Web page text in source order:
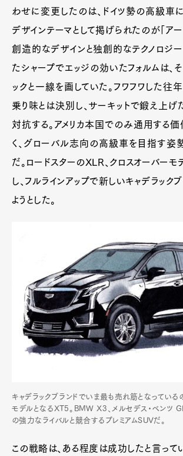
わせに変更したのは、ドイツ勢の高級車に
デザインテーマとして掲げられたのが「アー
創造的なデザインと独創的なテクノロジ
たシャープでエッジの効いたフォルムは、
ックと一線を画していた。フワフワした往
乗り味とは決別し、サーキットで鍛え上
対抗する。アメリカ本国でのみ通用する
く、グローバル志向の高級車を目指す姿
だ。ロードスターのXLR、クロスオーバー
し、フルラインアップで新しいキャデラック
ようとした。
キャデラックブランドでいま最も売れ筋となってい
モデルとなるXT5。BMW X3、メルセデス・ベンツ
の強力なライバルと競合するプレミアムSUVだ。
この戦略は、ある程度は成功したと言ってい